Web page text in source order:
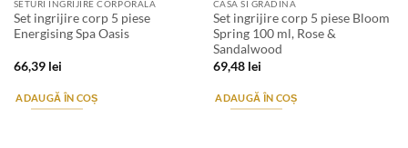
SETURI INGRIJIRE CORPORALA
Set ingrijire corp 5 piese
Energising Spa Oasis
66,39 lei
ADAUGĂ ÎN COȘ
CASA SI GRADINA
Set ingrijire corp 5 piese Bloom
Spring 100 ml, Rose &
Sandalwood
69,48 lei
ADAUGĂ ÎN COȘ